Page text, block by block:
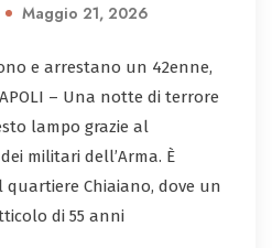
Maggio 21, 2026
e arrestano un 42enne,
– Una notte di terrore
lampo grazie al
militari dell’Arma. È
Chiaiano, dove un
di 55 anni